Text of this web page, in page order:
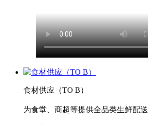
食材供应（TO B）
为食堂、商超等提供全品类生鲜配送